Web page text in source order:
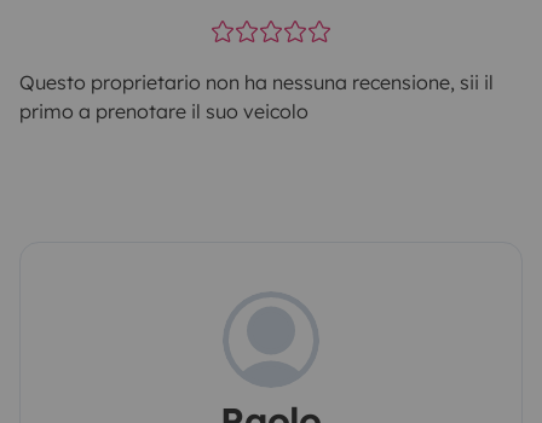
Questo proprietario non ha nessuna recensione, sii il
primo a prenotare il suo veicolo